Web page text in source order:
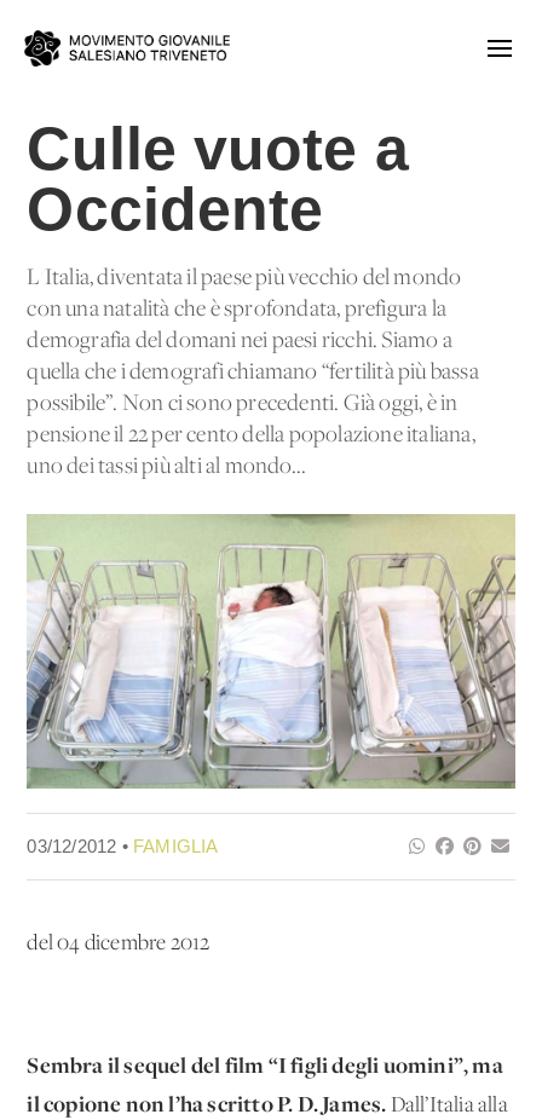
Culle vuote a
Occidente
L'Italia, diventata il paese più vecchio del mondo
con una natalità che è sprofondata, prefigura la
demografia del domani nei paesi ricchi. Siamo a
quella che i demografi chiamano “fertilità più bassa
possibile”. Non ci sono precedenti. Già oggi, è in
pensione il 22 per cento della popolazione italiana,
uno dei tassi più alti al mondo...
03/12/2012 • FAMIGLIA
del 04 dicembre 2012
Sembra il sequel del film “I figli degli uomini”, ma
il copione non l’ha scritto P. D. James. Dall’Italia alla